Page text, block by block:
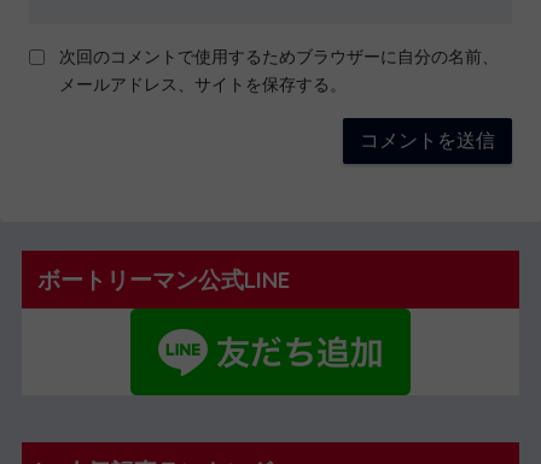
次回のコメントで使用するためブラウザーに自分の名前、
メールアドレス、サイトを保存する。
ボートリーマン公式LINE